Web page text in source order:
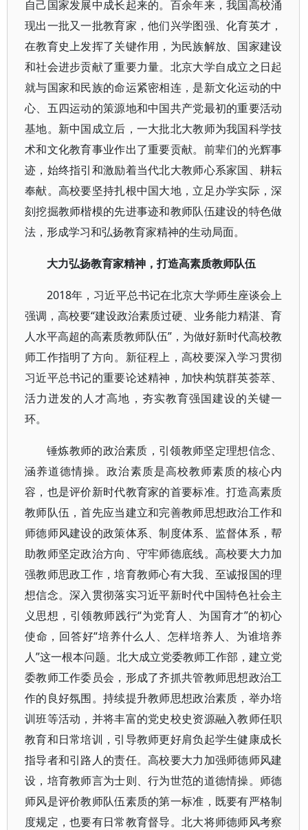
自己国家发展中成长起来的。百余年来，我国高校涌
现出一批又一批教育家，他们兴学图强、化育英才，
在教育史上发挥了关键作用，为民族解放、国家建设
和社会进步贡献了重要力量。北京大学自成立之日起
就与国家和民族的命运紧密相连，是新文化运动的中
心、五四运动的策源地和中国共产党最初的重要活动
基地。新中国成立后，一大批北大教师为我国科学技
术和文化教育事业作出了重要贡献。前辈们的光辉事
迹，始终指引和激励着当代北大教师心系家国、耕耘
奉献。高校要坚持扎根中国大地，立足办学实际，深
刻挖掘教师楷模的先进事迹和教师队伍建设的特色做
法，形成学习和弘扬教育家精神的生动局面。
大力弘扬教育家精神，打造高素质教师队伍
2018年，习近平总书记在北京大学师生座谈会上
强调，高校要“建设政治素质过硬、业务能力精湛、育
人水平高超的高素质教师队伍”，为做好新时代高校教
师工作指明了方向。新征程上，高校要深入学习贯彻
习近平总书记的重要论述精神，加快构筑群英荟萃、
活力迸发的人才高地，夯实教育强国建设的关键一
环。
锤炼教师的政治素质，引领教师坚定理想信念、
涵养道德情操。政治素质是高校教师素质的核心内
容，也是评价新时代教育家的首要标准。打造高素质
教师队伍，首先应当建立和完善教师思想政治工作和
师德师风建设的政策体系、制度体系、监督体系，帮
助教师坚定政治方向、守牢师德底线。高校要大力加
强教师思政工作，培育教师心有大我、至诚报国的理
想信念。深入贯彻落实习近平新时代中国特色社会主
义思想，引领教师践行“为党育人、为国育才”的初心
使命，回答好“培养什么人、怎样培养人、为谁培养
人”这一根本问题。北大成立党委教师工作部，建立党
委教师工作委员会，形成了齐抓共管教师思想政治工
作的良好氛围。持续提升教师思想政治素质，举办培
训班等活动，并将丰富的党史校史资源融入教师任职
教育和日常培训，引导教师更好肩负起学生健康成长
指导者和引路人的责任。高校要大力加强师德师风建
设，培育教师言为士则、行为世范的道德情操。师德
师风是评价教师队伍素质的第一标准，既要有严格制
度规定，也要有日常教育督导。北大将师德师风考察